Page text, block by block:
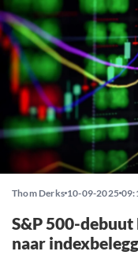
Thom Derks 10-09-2025
S&P 500-
naar